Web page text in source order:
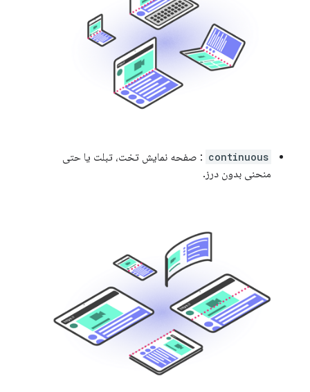
continuous : صفحه نمایش تخت، تبلت یا حتی
منحنی بدون درز.